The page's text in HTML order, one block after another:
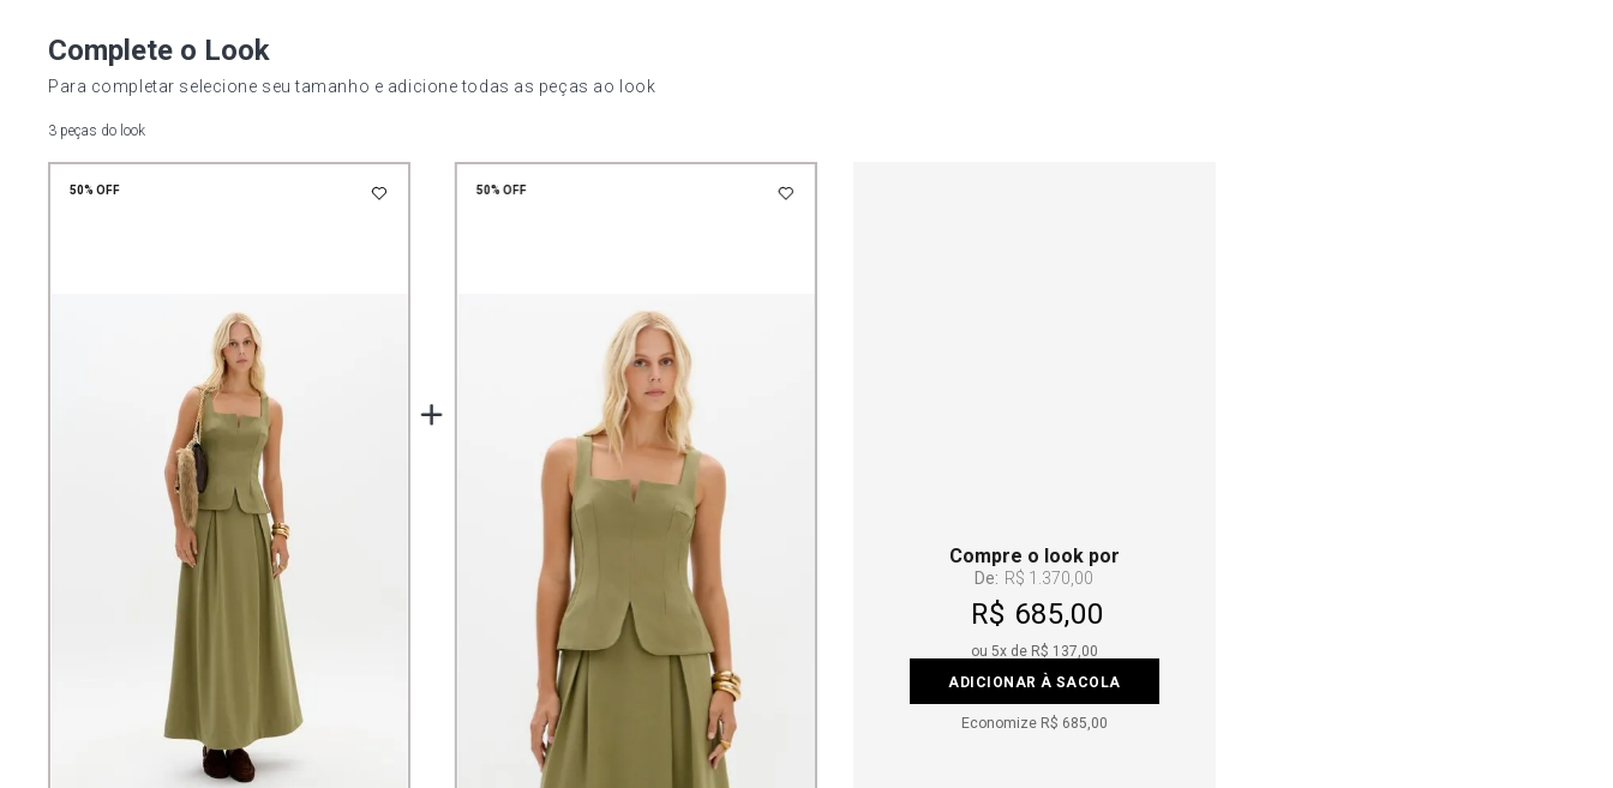
Complete o Look
Para completar selecione seu tamanho e adicione todas as peças ao look
3 peças do look
50% OFF 50% OFF
Compre o look por
De: R$ 1.370,00
R$ 685,00
ou 5x de R$ 137,00
ADICIONAR À SACOLA
Economize R$ 685,00